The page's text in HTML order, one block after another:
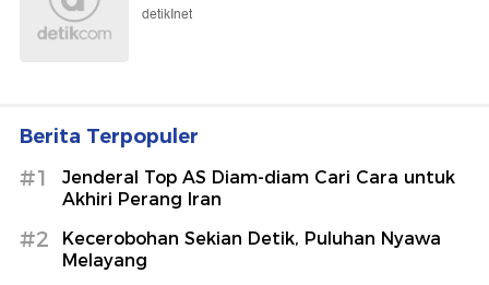
detikInet
Berita Terpopuler
#1
Jenderal Top AS Diam-diam Cari Cara untuk
Akhiri Perang Iran
#2
Kecerobohan Sekian Detik, Puluhan Nyawa
Melayang